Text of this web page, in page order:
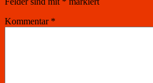
Kommentar *